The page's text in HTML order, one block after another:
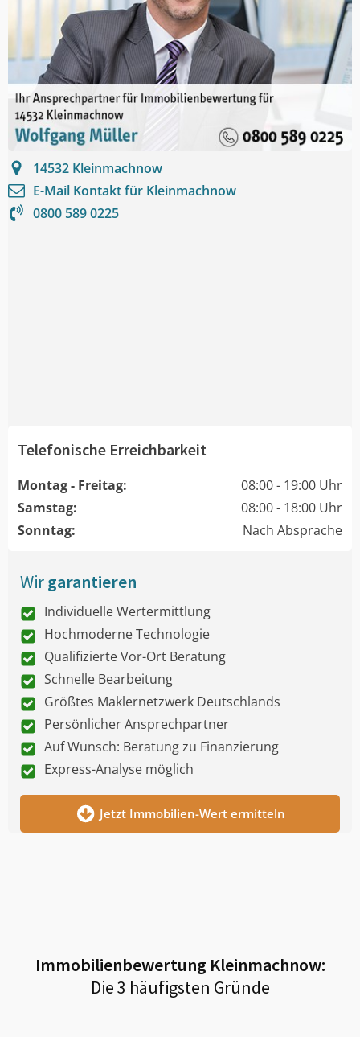
14532 Kleinmachnow
E-Mail Kontakt für Kleinmachnow
0800 589 0225
Telefonische Erreichbarkeit
Montag - Freitag:
08:00 - 19:00 Uhr
Samstag:
08:00 - 18:00 Uhr
Sonntag:
Nach Absprache
Wirgarantieren
Individuelle Wertermittlung
Hochmoderne Technologie
Qualifizierte Vor-Ort Beratung
Schnelle Bearbeitung
Größtes Maklernetzwerk Deutschlands
Persönlicher Ansprechpartner
Auf Wunsch: Beratung zu Finanzierung
Express-Analyse möglich
Jetzt Immobilien-Wert ermitteln
Immobilienbewertung Kleinmachnow:
Die 3 häufigsten Gründe